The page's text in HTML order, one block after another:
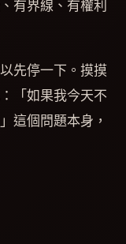
有界線、有權利
先停一下。摸摸
「如果我今天不
這個問題本身，